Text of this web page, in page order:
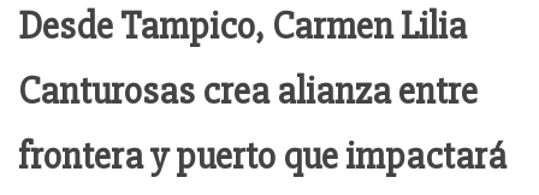
Desde Tampico, Carmen Lilia
Canturosas crea alianza entre
frontera y puerto que impactará